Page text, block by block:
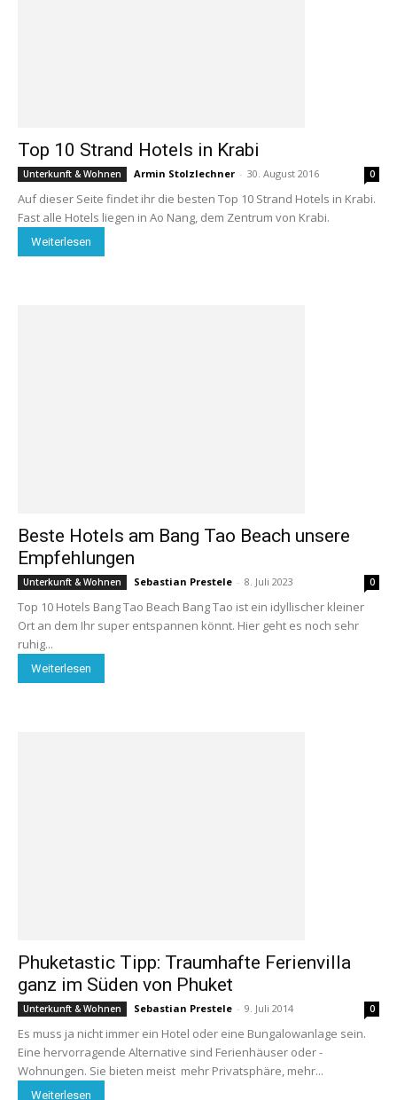
Top 10 Strand Hotels in Krabi
Unterkunft & Wohnen Armin Stolzlechner - 30. August 2016 0
Auf dieser Seite findet ihr die besten Top 10 Strand Hotels in Krabi.
Fast alle Hotels liegen in Ao Nang, dem Zentrum von Krabi.
Weiterlesen
Beste Hotels am Bang Tao Beach unsere
Empfehlungen
Unterkunft & Wohnen Sebastian Prestele - 8. Juli 2023 0
Top 10 Hotels Bang Tao Beach Bang Tao ist ein idyllischer kleiner
Ort an dem Ihr super entspannen könnt. Hier geht es noch sehr
ruhig...
Weiterlesen
Phuketastic Tipp: Traumhafte Ferienvilla
ganz im Süden von Phuket
Unterkunft & Wohnen Sebastian Prestele - 9. Juli 2014 0
Es muss ja nicht immer ein Hotel oder eine Bungalowanlage sein.
Eine hervorragende Alternative sind Ferienhäuser oder -
Wohnungen. Sie bieten meist mehr Privatsphäre, mehr...
Weiterlesen